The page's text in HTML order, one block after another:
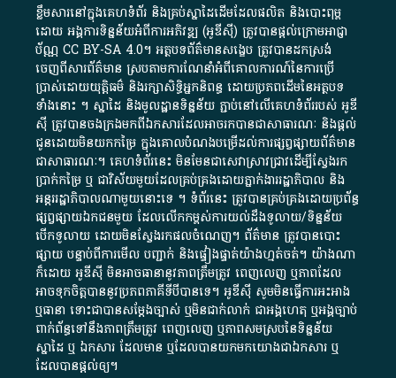
ខ្លឹមសារ​នៅ​ក្នុង​គេហទំព័រ និង​គ្រប់​ស្នា​ដៃ​ដើម​ដែល​ផលិត​ និង​បោះពុម្ព​
ដោយ​ អង្គការ​ទិន្នន័យ​អំពី​ការអភិវឌ្ឍ​​ (អូ​ឌី​ស៊ី)​ ត្រូវ​បាន​ផ្តល់​ក្រោម​អាជ្ញា
ប័ណ្ណ​CC BY-SA 4.0។​ អត្ថបទ​ព័ត៌មាន​សង្ខេប​ ត្រូវ​បាន​ដកស្រង់​
ចេញពី​សារព័ត៌មាន ស្របតាមការ​ណែនាំ​អំពី​គោលការណ៍​នៃ​ការ​ប្រើ
ប្រាស់​ដោយ​យុត្តិធម៌​ និង​រក្សាសិទ្ធិអ្នកនិពន្ធ ដោយ​ប្រភពដើម​នៃ​​អត្ថបទ
ទាំង​នោះ​ ។​ ស្នាដៃ​ និង​មូលដ្ឋាន​ទិន្នន័យ ​ភ្ជាប់​នៅ​លើ​គេហទំព័រ​របស់​ អូ​ឌី​
ស៊ី​ ត្រូវ​បាន​ចងក្រង​មក​ពី​ឯកសារ​ដែល​អាច​រក​បានជា​សាធារណៈ​ និង​ផ្តល់​
ជូន​ដោយ​មិន​យក​កម្រៃ​ ក្នុង​គោលបំណង​បម្រើ​ដល់ការ​ផ្សព្វផ្សាយ​ព័ត៌មាន​
ជា​សាធារណៈ​។​ គេហទំព័រ​នេះ​ មិនមែន​ជា​សេវា​ស្រាវជ្រាវ​ដើម្បី​ស្វែងរក
ប្រាក់​កម្រៃ​ ឬ​ ជា​វិស័យ​មួយ​ដែល​គ្រប់គ្រង​ដោយ​ភ្នាក់ងារ​រដ្ឋាភិបាល​ និង ​
អន្តររដ្ឋាភិបាល​ណាមួយ​នោះ​ទេ ​។​ ទំព័រ​នេះ​ ត្រូវ​បាន​គ្រប់គ្រង​ដោយ​ប្រព័ន្ធ​
ផ្សព្វផ្សាយ​ឯកជន​មួយ​ ដែល​លើកកម្ពស់​ការ​យល់​ដឹង​ទូលាយ​/​ទិន្នន័យ​
បើក​ទូលាយ​ ដោយ​មិនស្វែង​រក​ផល​ចំណេញ​។​ ព័ត៌មាន​ ត្រូវ​បាន​បោះ
ផ្សាយ​ បន្ទាប់​ពី​ការ​មើល​ បញ្ជាក់​ និង​ផ្ទៀងផ្ទាត់​យ៉ាង​ហ្មត់ចត់​។​ យ៉ាងណា​
ក៏​ដោយ​ អូ​ឌី​ស៊ី​ មិន​អាច​ធានា​នូវ​ភាព​ត្រឹមត្រូវ​ ពេញលេញ​ ឬ​ភាព​ដែល​
អាច​ទុកចិត្ត​បាននូវ​ប្រភព​ភាគី​ទី​បី​បាន​ទេ​។​ អូ​ឌី​ស៊ី​ សូម​មិន​ធ្វើការ​អះអាង​
ឬ​ធានា​ ទោះជា​បាន​សម្តែង​ច្បាស់​ ឬ​មិន​ជាក់លាក់​ ជា​អង្គហេតុ​ ឬ​អង្គច្បាប់​
ពាក់ព័ន្ធ​ទៅ​នឹង​ភាព​ត្រឹមត្រូវ​ ពេញលេញ​ ឬ​ភាព​សម​ស្រប​នៃ​ទិន្នន័យ​
ស្នាដៃ​ ឬ​ ឯកសារ​ ដែល​មាន​ ឬ​ដែល​បាន​យក​មក​យោង​ជា​ឯកសារ​ ឬ​
ដែល​បាន​ផ្តល់​ឲ្យ​។